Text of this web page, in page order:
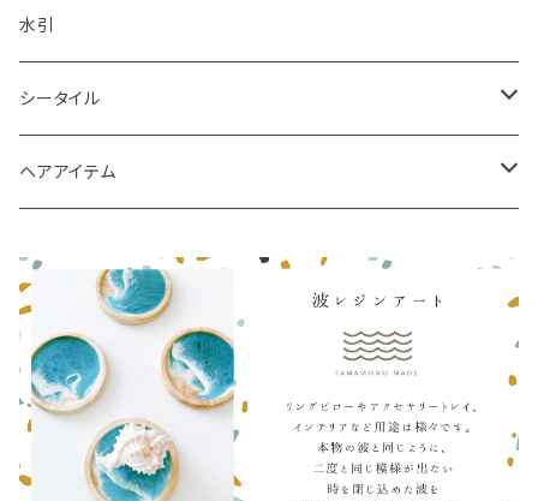
水引
シータイル
シータイルピアス
ヘアアイテム